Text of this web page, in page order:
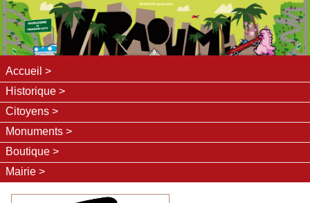
Accueil
Historique
Citoyens
Monuments
Boutique
Mairie